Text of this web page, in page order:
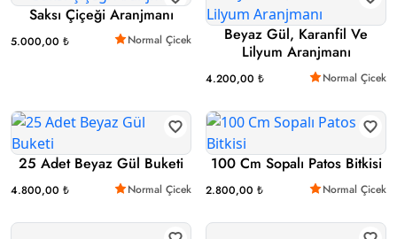
Saksı Çiçeği Aranjmanı
5.000,00 ₺ Normal Çicek
Beyaz Gül, Karanfil Ve
Lilyum Aranjmanı
4.200,00 ₺ Normal Çicek
25 Adet Beyaz Gül Buketi
4.800,00 ₺ Normal Çicek
100 Cm Sopalı Patos Bitkisi
2.800,00 ₺ Normal Çicek